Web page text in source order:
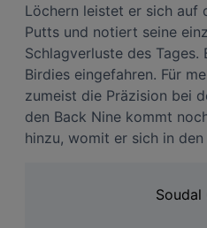
Löchern leistet er sich auf
Putts und notiert seine
Schlagverluste des Tages.
Birdies eingefahren. Für
zumeist die Präzision bei
den Back Nine kommt
hinzu, womit er sich in
Soudal